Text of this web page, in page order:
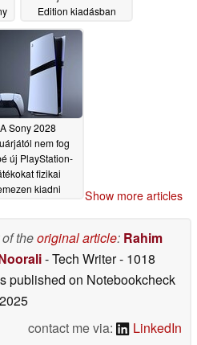
Edition kiadásban
07/03/2026
A Sony 2028
nem fog
új PlayStation-
fizikai
kiadni
Show more articles
theoriginal article: Rahim
- Tech Writer- 1018
published on Notebookcheck
contact me via:
LinkedIn